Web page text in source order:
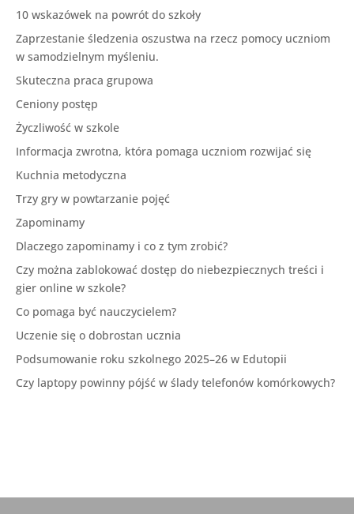
10 wskazówek na powrót do szkoły
Zaprzestanie śledzenia oszustwa na rzecz pomocy uczniom
w samodzielnym myśleniu.
Skuteczna praca grupowa
Ceniony postęp
Życzliwość w szkole
Informacja zwrotna, która pomaga uczniom rozwijać się
Kuchnia metodyczna
Trzy gry w powtarzanie pojęć
Zapominamy
Dlaczego zapominamy i co z tym zrobić?
Czy można zablokować dostęp do niebezpiecznych treści i
gier online w szkole?
Co pomaga być nauczycielem?
Uczenie się o dobrostan ucznia
Podsumowanie roku szkolnego 2025–26 w Edutopii
Czy laptopy powinny pójść w ślady telefonów komórkowych?